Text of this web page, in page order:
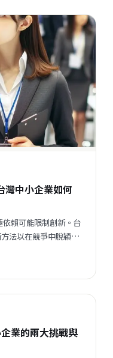
灣中小企業如何
賴可能限制創新。台
法以在競爭中脫穎而
業的兩大挑戰與